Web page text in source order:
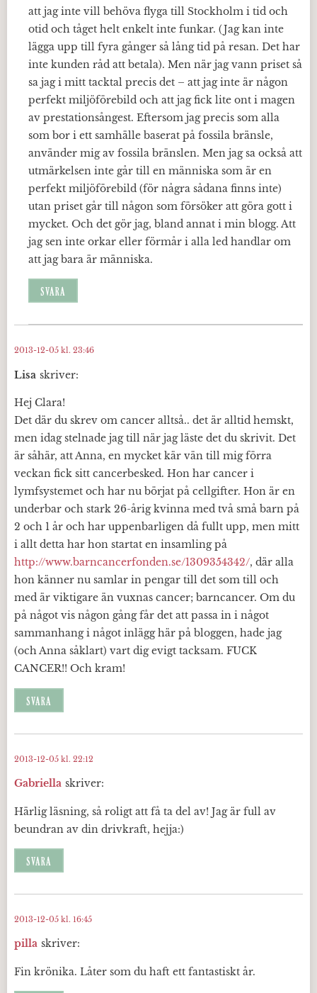
att jag inte vill behöva flyga till Stockholm i tid och
otid och tåget helt enkelt inte funkar. (Jag kan inte
lägga upp till fyra gånger så lång tid på resan. Det har
inte kunden råd att betala). Men när jag vann priset så
sa jag i mitt tacktal precis det – att jag inte är någon
perfekt miljöförebild och att jag fick lite ont i magen
av prestationsångest. Eftersom jag precis som alla
som bor i ett samhälle baserat på fossila bränsle,
använder mig av fossila bränslen. Men jag sa också att
utmärkelsen inte går till en människa som är en
perfekt miljöförebild (för några sådana finns inte)
utan priset går till någon som försöker att göra gott i
mycket. Och det gör jag, bland annat i min blogg. Att
jag sen inte orkar eller förmår i alla led handlar om
att jag bara är människa.
SVARA
Lisa skriver:
2013-12-05 kl. 23:46
Hej Clara!
Det där du skrev om cancer alltså.. det är alltid hemskt,
men idag stelnade jag till när jag läste det du skrivit. Det
är såhär, att Anna, en mycket kär vän till mig förra
veckan fick sitt cancerbesked. Hon har cancer i
lymfsystemet och har nu börjat på cellgifter. Hon är en
underbar och stark 26-årig kvinna med två små barn på
2 och 1 år och har uppenbarligen då fullt upp, men mitt
i allt detta har hon startat en insamling på
http://www.barncancerfonden.se/1309354342/, där alla
hon känner nu samlar in pengar till det som till och
med är viktigare än vuxnas cancer; barncancer. Om du
på något vis någon gång får det att passa in i något
sammanhang i något inlägg här på bloggen, hade jag
(och Anna såklart) vart dig evigt tacksam. FUCK
CANCER!! Och kram!
SVARA
Gabriella skriver:
2013-12-05 kl. 22:12
Härlig läsning, så roligt att få ta del av! Jag är full av
beundran av din drivkraft, hejja:)
SVARA
pilla skriver:
2013-12-05 kl. 16:45
Fin krönika. Låter som du haft ett fantastiskt år.